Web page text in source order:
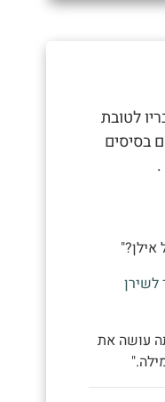
לטובת
בסיסים
.
לשירן
עושה את